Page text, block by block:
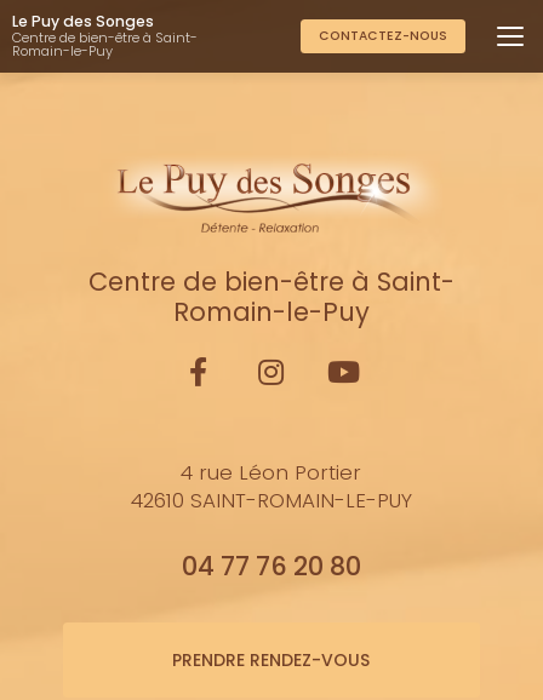
Aller
au
contenu
principal
Le Puy des Songes
Centre de bien-être à Saint-
Romain-le-Puy
CONTACTEZ-NOUS
Centre de bien-être à Saint-
Romain-le-Puy
4 rue Léon Portier
42610 SAINT-ROMAIN-LE-PUY
04 77 76 20 80
PRENDRE RENDEZ-VOUS